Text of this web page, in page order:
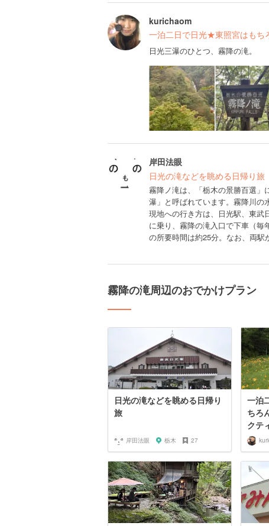
kurichaom
一泊二日で日光★東照宮はもち
日光三瀑のひとつ、霧降の滝。
岸田法眼
日光の滝などを眺める日帰り旅
霧降ノ滝は、「栃木の景勝百選」
瀑」と呼ばれています。霧降川の
現地への行き方は、日光駅、東武
に乗り、霧降の滝入口で下車（毎
の所要時間は約25分。なお、両駅
霧降の滝周辺のおでかけプラン
日光の滝などを眺める日帰り
旅
岸田法眼 栃木 27
一泊
ちろ
クテ